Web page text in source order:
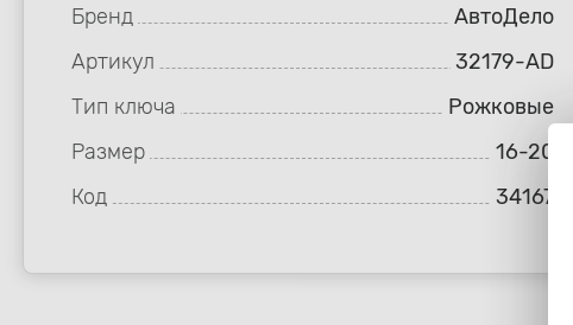
Бренд
АвтоДело
Артикул
32179-AD
Тип ключа
Рожковые
Размер
16-20
Код
34167